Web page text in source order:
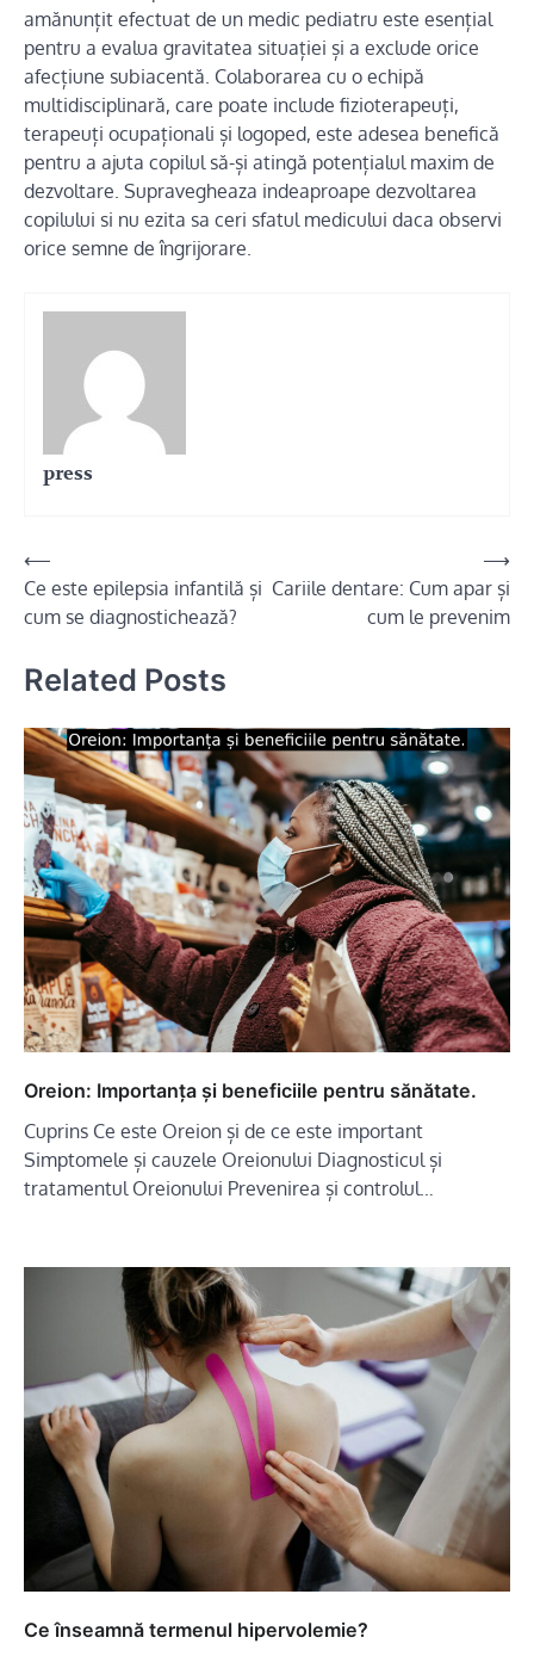
amănunțit efectuat de un medic pediatru este esențial
pentru a evalua gravitatea situației și a exclude orice
afecțiune subiacentă. Colaborarea cu o echipă
multidisciplinară, care poate include fizioterapeuți,
terapeuți ocupaționali și logoped, este adesea benefică
pentru a ajuta copilul să-și atingă potențialul maxim de
dezvoltare. Supravegheaza indeaproape dezvoltarea
copilului si nu ezita sa ceri sfatul medicului daca observi
orice semne de îngrijorare.
press
Navigare
în
⟵
Ce este epilepsia infantilă și
cum se diagnostichează?
Cariile dentare: Cum apar și
cum le prevenim
⟶
Related Posts
Oreion: Importanța și beneficiile pentru sănătate.
Cuprins Ce este Oreion și de ce este important
Simptomele și cauzele Oreionului Diagnosticul și
tratamentul Oreionului Prevenirea și controlul…
Ce înseamnă termenul hipervolemie?